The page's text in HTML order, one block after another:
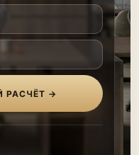
РАСЧЁТ →